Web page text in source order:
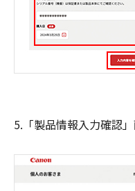
5.「製品情報入力確認